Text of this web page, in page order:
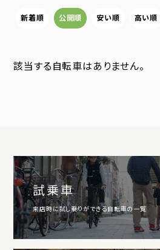
新着順 公開順 安い順 高い順
該当する自転車はありません。
試乗車
来店時に試し乗りができる自転車の一覧